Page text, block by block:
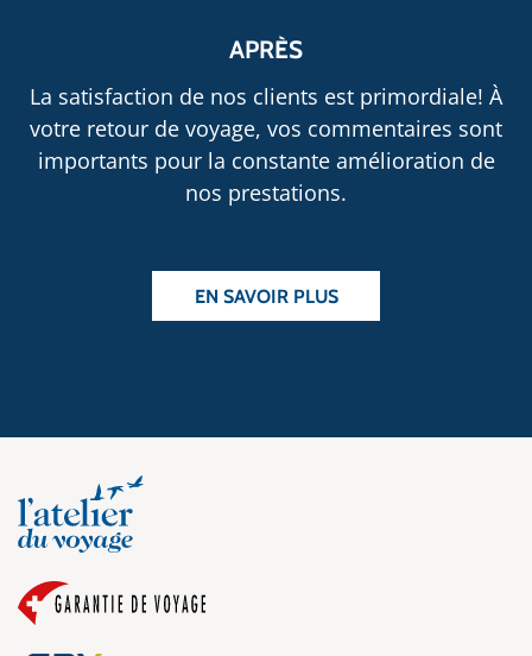
APRÈS
La satisfaction de nos clients est primordiale! À
votre retour de voyage, vos commentaires sont
importants pour la constante amélioration de
nos prestations.
EN SAVOIR PLUS